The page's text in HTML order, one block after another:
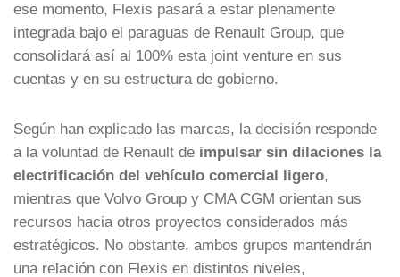
ese momento, Flexis pasará a estar plenamente
integrada bajo el paraguas de Renault Group, que
consolidará así al 100% esta joint venture en sus
cuentas y en su estructura de gobierno.
Según han explicado las marcas, la decisión responde
a la voluntad de Renault de impulsar sin dilaciones la
electrificación del vehículo comercial ligero,
mientras que Volvo Group y CMA CGM orientan sus
recursos hacia otros proyectos considerados más
estratégicos. No obstante, ambos grupos mantendrán
una relación con Flexis en distintos niveles,